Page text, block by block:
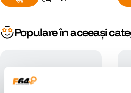
Populare în aceeași